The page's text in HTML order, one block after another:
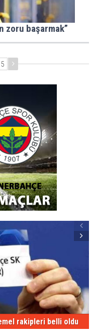
zoru başarmak”
5
rakipleri belli oldu